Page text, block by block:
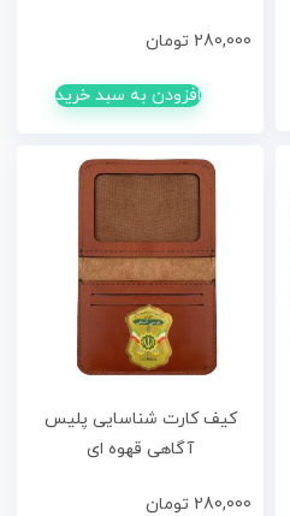
280,000 تومان
افزودن به سبد خرید
کیف کارت شناسایی پلیس
آگاهی قهوه ای
280,000 تومان